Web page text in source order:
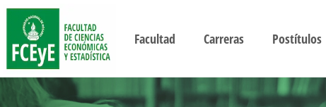
Facultad Carreras Postítulos